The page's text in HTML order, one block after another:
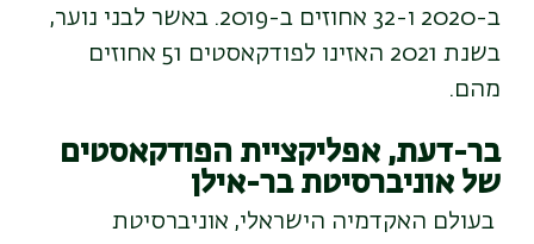
ב-2020 ו-32 אחוזים ב-2019. באשר לבני נוער,
בשנת 2021 האזינו לפודקאסטים 51 אחוזים
מהם.
בר-דעת, אפליקציית הפודקאסטים
של אוניברסיטת בר-אילן
בעולם האקדמיה הישראלי, אוניברסיטת